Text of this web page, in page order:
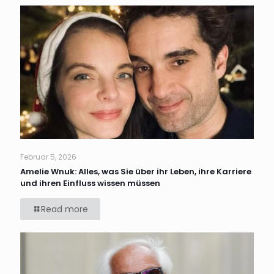
Februar 5, 2026
Amelie Wnuk: Alles, was Sie über ihr Leben, ihre Karriere
und ihren Einfluss wissen müssen
Read more